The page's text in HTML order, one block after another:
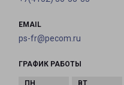
EMAIL
ps-fr@pecom.ru
ГРАФИК РАБОТЫ